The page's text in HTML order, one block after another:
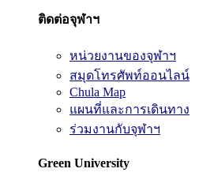
ติดต่อจุฬาฯ
หน่วยงานของจุฬาฯ
สมุดโทรศัพท์ออนไลน์
Chula Map
แผนที่และการเดินทาง
ร่วมงานกับจุฬาฯ
Green University